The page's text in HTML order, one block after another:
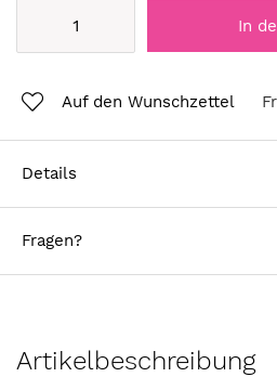
In
Auf den Wunschzettel
Details
Fragen?
Artikelbeschreibung